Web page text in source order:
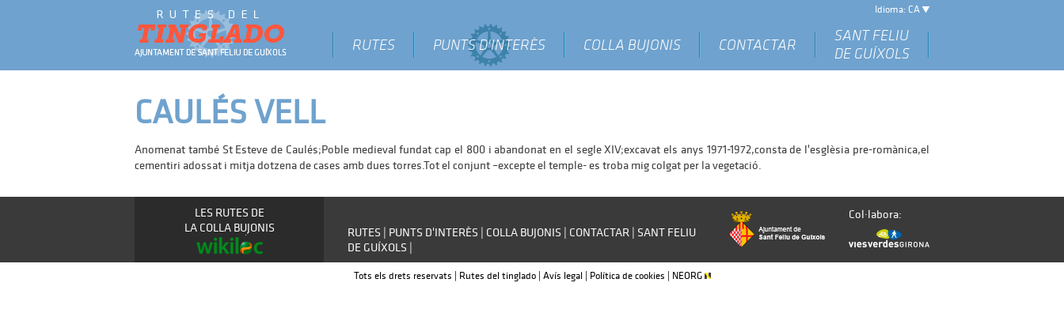
Idioma: CA
RUTES PUNTS D'INTERÈS COLLA BUJONIS CONTACTAR
SANT FELIU
DE GUÍXOLS
CAULÉS VELL
Anomenat també St Esteve de Caulés;Poble medieval fundat cap el 800 i abandonat en el segle XIV;excavat els anys 1971-1972,consta de l'esglèsia pre-romànica,el
cementiri adossat i mitja dotzena de cases amb dues torres.Tot el conjunt –excepte el temple- es troba mig colgat per la vegetació.
LES RUTES DE
LA COLLA BUJONIS
RUTES | PUNTS D'INTERÈS | COLLA BUJONIS | CONTACTAR | SANT FELIU
DE GUÍXOLS |
Col·labora:
Tots els drets reservats | Rutes del tinglado | Avís legal| Política de cookies | NEORG